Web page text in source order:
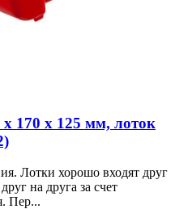
170 х 125 мм, лоток
Лотки хорошо входят друг
на друга за счет
Пер...